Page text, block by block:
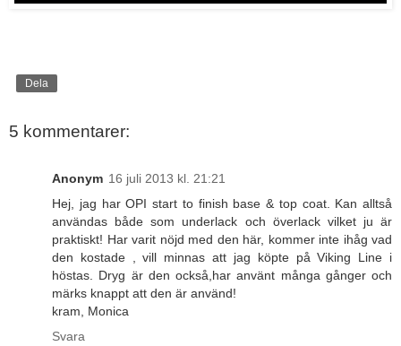
Dela
5 kommentarer:
Anonym 16 juli 2013 kl. 21:21
Hej, jag har OPI start to finish base & top coat. Kan alltså
användas både som underlack och överlack vilket ju är
praktiskt! Har varit nöjd med den här, kommer inte ihåg vad
den kostade , vill minnas att jag köpte på Viking Line i
höstas. Dryg är den också,har använt många gånger och
märks knappt att den är använd!
kram, Monica
Svara